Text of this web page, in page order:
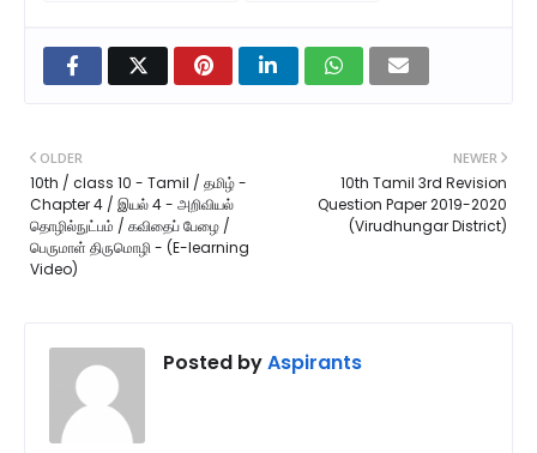
NEWER
10th Tamil 3rd Revision
Question Paper 2019-2020
(Virudhungar District)
OLDER
10th / class 10 - Tamil / தமிழ் -
Chapter 4 / இயல் 4 - அறிவியல்
தொழில்நுட்பம் / கவிதைப் பேழை /
பெருமாள் திருமொழி - (E-learning
Video)
Posted byAspirants